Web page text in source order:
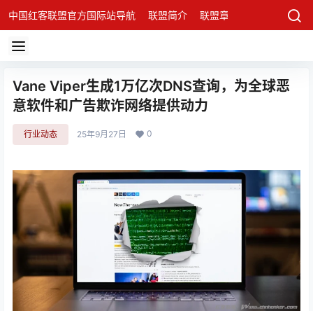
中国红客联盟官方国际站导航 联盟简介 联盟章程 联盟架构
Vane Viper生成1万亿次DNS查询，为全球恶
意软件和广告欺诈网络提供动力
行业动态 25年9月27日 0